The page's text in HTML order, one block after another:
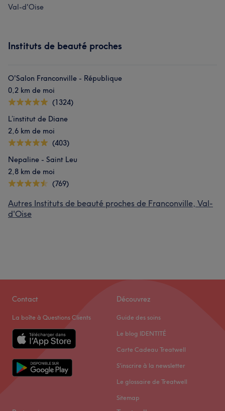
Val-d'Oise
Instituts de beauté proches
O'Salon Franconville - République
0,2 km de moi
(1324)
L’institut de Diane
2,6 km de moi
(403)
Nepaline - Saint Leu
2,8 km de moi
(769)
Autres Instituts de beauté proches de Franconville, Val-
d'Oise
Contact
La boîte à Questions Clients
Découvrez
Guide des soins
Le blog IDENTITÉ
Carte Cadeau Treatwell
S'inscrire à la newsletter
Le glossaire de Treatwell
Sitemap